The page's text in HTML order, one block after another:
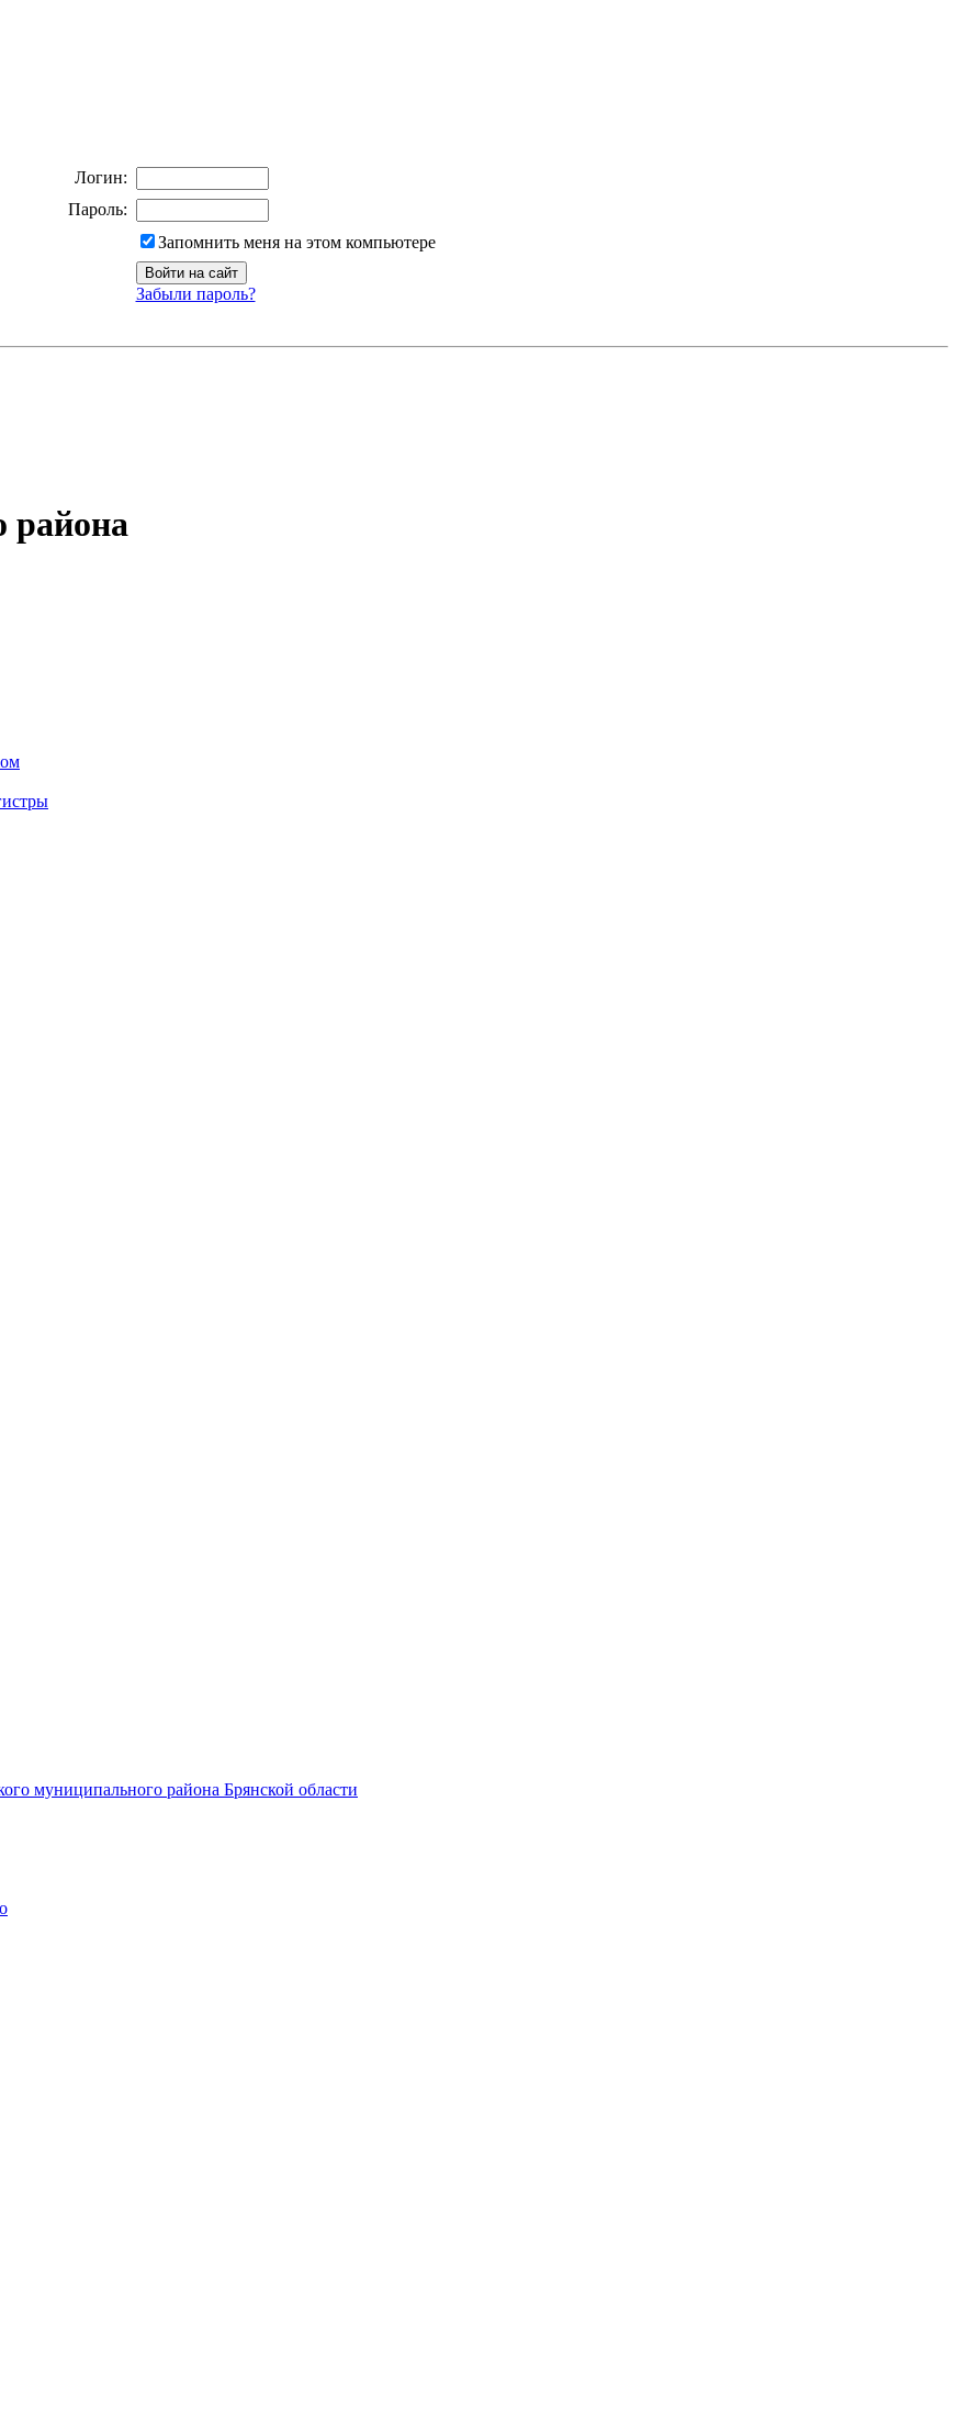
Логин:
Пароль:
Запомнить меня на этом компьютере
Забыли пароль?
района
муниципального района Брянской области